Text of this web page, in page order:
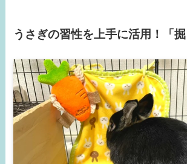
うさぎの習性を上手に活用！「